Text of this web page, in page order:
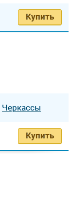
Купить
Черкассы
Купить